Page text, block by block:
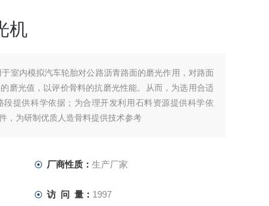
机
室内模拟汽车轮胎对公路沥青路面的磨光作用，对路面
磨光值，以评价骨料的抗磨光性能。从而，为选用合适
提供科学依据；为合理开发利用石料资源提供科学依
，为研制优质人造骨料提供技术参考
厂商性质： 生产厂家
访 问 量： 1997